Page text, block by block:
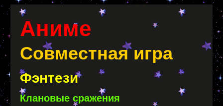
Аниме
Совместная игра
Фэнтези
Клановые сражения